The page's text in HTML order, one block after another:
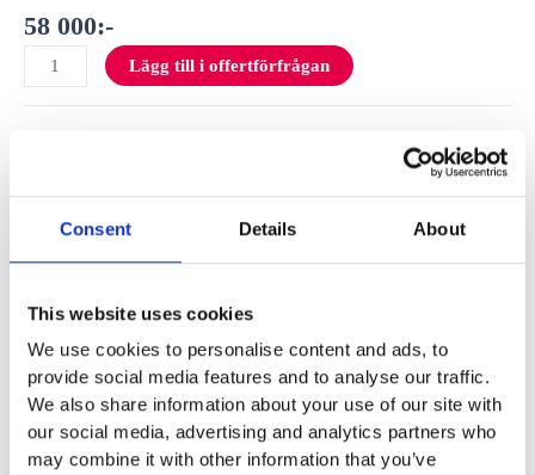
Consent Details About
This website uses cookies
We use cookies to personalise content and ads, to
provide social media features and to analyse our traffic.
We also share information about your use of our site with
our social media, advertising and analytics partners who
may combine it with other information that you’ve
58 000:-
Lägg till i offertförfrågan
2,7 x 0,99 x 1,2 m
0,48 m
Arealbehov
5,7 x 3,99 m
Monteringstid